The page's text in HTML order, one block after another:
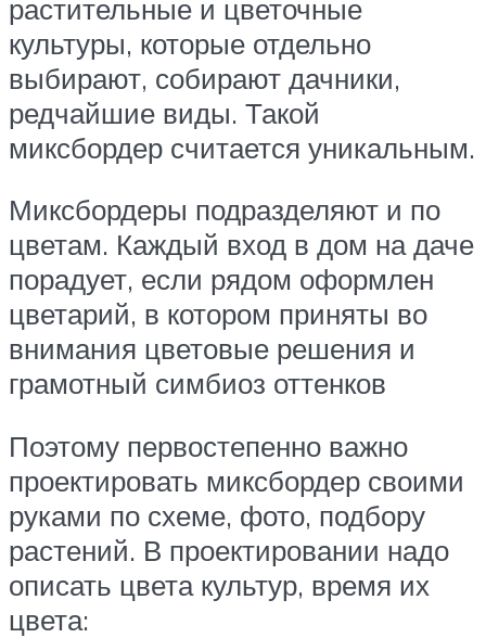
растительные и цветочные
культуры, которые отдельно
выбирают, собирают дачники,
редчайшие виды. Такой
миксбордер считается уникальным.
Миксбордеры подразделяют и по
цветам. Каждый вход в дом на даче
порадует, если рядом оформлен
цветарий, в котором приняты во
внимания цветовые решения и
грамотный симбиоз оттенков
Поэтому первостепенно важно
проектировать миксбордер своими
руками по схеме, фото, подбору
растений. В проектировании надо
описать цвета культур, время их
цвета: